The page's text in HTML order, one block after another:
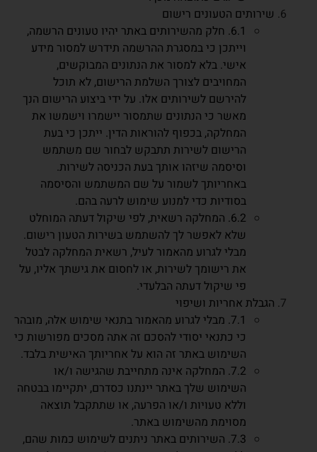
שירותים הטעונים רישום
6.1. חלק מהשירותים באתר יהיו טעונים הרשמה,
וייתכן כי במסגרת ההרשמה תידרש למסור מידע
אישי. בלא למסור את הנתונים המבוקשים,
המחויבים לצורך השלמת הרישום, לא תוכל
להירשם לשירותים אלו. על ידי ביצוע הרישום הנך
מאשר כי הנתונים שתמסור יישמרו וישמשו את
המחלקה, בכפוף להוראות הדין. ייתכן כי בעת
הרישום לשירות תתבקש לבחור שם משתמש
וסיסמה שיזהו אותך בעת הכניסה לשירות.
באחריותך לשמור על שם המשתמש והסיסמה
בסודיות כדי למנוע שימוש לרעה בהם.
6.2. המחלקה רשאית, לפי שיקול דעתה המוחלט
שלא לאפשר לך להשתמש בשירות הטעון רישום.
מבלי לגרוע מהאמור לעיל, רשאית המחלקה לבטל
את רישומך לשירות, או לחסום את גישתך אליו, על
פי שיקול דעתה הבלעדי.
הגבלת אחריות ושיפוי
7.1. מבלי לגרוע מהאמור בתנאי שימוש אלה, מובהר
כי כתנאי יסודי להסכם זה אתה מסכים מפורשות כי
השימוש באתר זה הוא על אחריותך האישית בלבד.
7.2. המחלקה אינה מתחייבת שהגישה ו/או
השימוש שלך באתר יינתנו כסדרם, יתקיימו בבטחה
וללא טעויות ו/או הפרעה, או שתתקבל תוצאה
מסוימת מהשימוש באתר.
7.3. השירותים באתר ניתנים לשימוש כמות שהם,